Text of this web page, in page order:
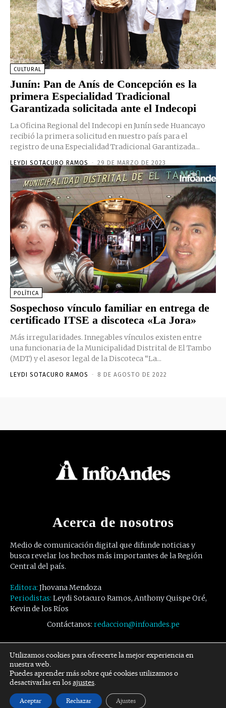
CULTURAL
Junín: Pan de Anís de Concepción es la
primera Especialidad Tradicional
Garantizada solicitada ante el Indecopi
La Oficina Regional del Indecopi en Junín sede Huancayo
recibió la primera solicitud en nuestro país para el
registro de una Especialidad Tradicional Garantizada...
LEYDI SOTACURO RAMOS - 29 DE MARZO DE 2023
POLÍTICA
Sospechoso vínculo familiar en entrega de
certificado ITSE a discoteca «La Jora»
Más irregularidades. Innegables vínculos existen entre
una funcionaria de la Municipalidad Distrital de El Tambo
(MDT) y el asesor legal de la Discoteca “La...
LEYDI SOTACURO RAMOS - 8 DE AGOSTO DE 2022
Acerca de nosotros
Medio de comunicación digital que difunde noticias y
busca revelar los hechos más importantes de la Región
Central del país.
Editora: Jhovana Mendoza
Periodistas: Leydi Sotacuro Ramos, Anthony Quispe Oré,
Kevin de los Ríos
Contáctanos: redaccion@infoandes.pe
Síguenos
Facebook Twitter Youtube
Utilizamos cookies para ofrecerte la mejor experiencia en
nuestra web.
Puedes aprender más sobre qué cookies utilizamos o
desactivarlas en losajustes.
Aceptar Rechazar Ajustes